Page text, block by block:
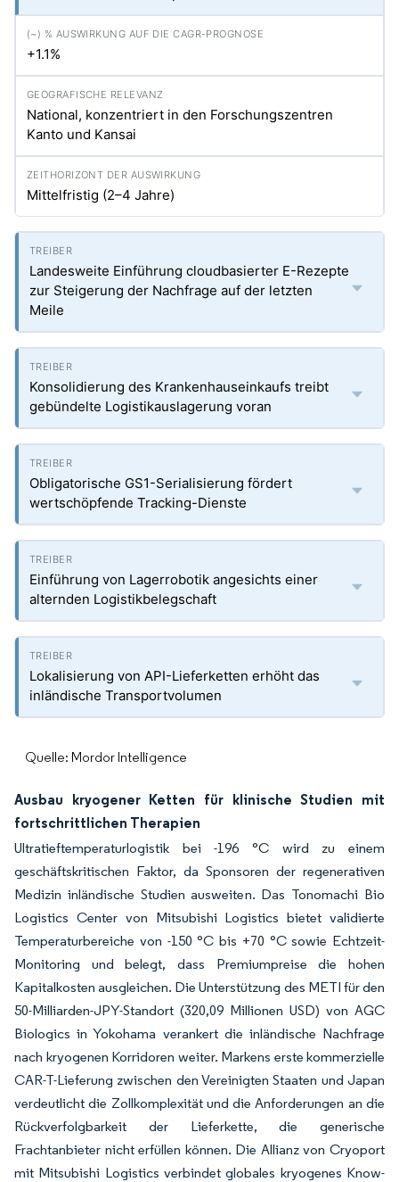
+1.1%
National, konzentriert in den Forschungszentren
Kanto und Kansai
Mittelfristig (2–4 Jahre)
Landesweite Einführung cloudbasierter E-Rezepte
zur Steigerung der Nachfrage auf der letzten
Meile
Konsolidierung des Krankenhauseinkaufs treibt
gebündelte Logistikauslagerung voran
Obligatorische GS1-Serialisierung fördert
wertschöpfende Tracking-Dienste
Einführung von Lagerrobotik angesichts einer
alternden Logistikbelegschaft
Lokalisierung von API-Lieferketten erhöht das
inländische Transportvolumen
Quelle: Mordor Intelligence
Ausbau kryogener Ketten für klinische Studien mit
fortschrittlichen Therapien
Ultratieftemperaturlogistik bei -196 °C wird zu einem
geschäftskritischen Faktor, da Sponsoren der regenerativen
Medizin inländische Studien ausweiten. Das Tonomachi Bio
Logistics Center von Mitsubishi Logistics bietet validierte
Temperaturbereiche von -150 °C bis +70 °C sowie Echtzeit-
Monitoring und belegt, dass Premiumpreise die hohen
Kapitalkosten ausgleichen. Die Unterstützung des METI für den
50-Milliarden-JPY-Standort (320,09 Millionen USD) von AGC
Biologics in Yokohama verankert die inländische Nachfrage
nach kryogenen Korridoren weiter. Markens erste kommerzielle
CAR-T-Lieferung zwischen den Vereinigten Staaten und Japan
verdeutlicht die Zollkomplexität und die Anforderungen an die
Rückverfolgbarkeit der Lieferkette, die generische
Frachtanbieter nicht erfüllen können. Die Allianz von Cryoport
mit Mitsubishi Logistics verbindet globales kryogenes Know-